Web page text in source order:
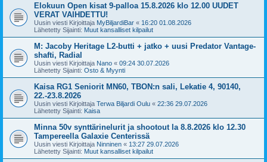
Elokuun Open kisat 9-palloa 15.8.2026 klo 12.00 UUDET
VERAT VAIHDETTU!
Uusin viesti Kirjoittaja MyBiljardiBar « 16:20 01.08.2026
Lähetetty Sijainti: Muut kansalliset kilpailut
M: Jacoby Heritage L2-butti + jatko + uusi Predator Vantage-
shafti, Radial
Uusin viesti Kirjoittaja Nano « 09:24 30.07.2026
Lähetetty Sijainti: Osto & Myynti
Kaisa RG1 Seniorit MN60, TBON:n sali, Lekatie 4, 90140,
22.-23.8.2026
Uusin viesti Kirjoittaja Terwa Biljardi Oulu « 22:36 29.07.2026
Lähetetty Sijainti: Kaisa
Minna 50v synttärinelurit ja shootout la 8.8.2026 klo 12.30
Tampereella Galaxie Centerissä
Uusin viesti Kirjoittaja Ninninen « 13:27 29.07.2026
Lähetetty Sijainti: Muut kansalliset kilpailut